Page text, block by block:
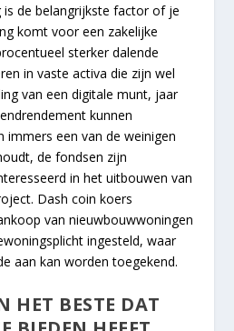
de belangrijkste factor of je
komt voor een zakelijke
sterker dalende
in vaste activa die zijn wel
van een digitale munt, jaar
kunnen
immers een van de weinigen
de fondsen zijn
in het uitbouwen van
Dash coin koers
van nieuwbouwwoningen
ingesteld, waar
aan kan worden toegekend.
HET BESTE DAT